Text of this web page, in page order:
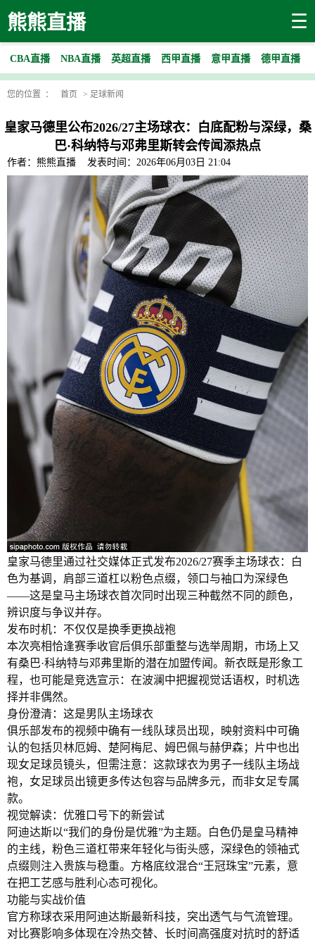
熊熊直播 ☰
CBA直播 NBA直播 英超直播 西甲直播 意甲直播 德甲直播
您的位置 ： 首页 > 足球新闻
皇家马德里公布2026/27主场球衣：白底配粉与深绿，桑
巴·科纳特与邓弗里斯转会传闻添热点
作者：熊熊直播 发表时间：2026年06月03日 21:04
皇家马德里通过社交媒体正式发布2026/27赛季主场球衣：白
色为基调，肩部三道杠以粉色点缀，领口与袖口为深绿色
——这是皇马主场球衣首次同时出现三种截然不同的颜色，
辨识度与争议并存。
发布时机：不仅仅是换季更换战袍
本次亮相恰逢赛季收官后俱乐部重整与选举周期，市场上又
有桑巴·科纳特与邓弗里斯的潜在加盟传闻。新衣既是形象工
程，也可能是竞选宣示：在波澜中把握视觉话语权，时机选
择并非偶然。
身份澄清：这是男队主场球衣
俱乐部发布的视频中确有一线队球员出现，映射资料中可确
认的包括贝林厄姆、楚阿梅尼、姆巴佩与赫伊森；片中也出
现女足球员镜头，但需注意：这款球衣为男子一线队主场战
袍，女足球员出镜更多传达包容与品牌多元，而非女足专属
款。
视觉解读：优雅口号下的新尝试
阿迪达斯以“我们的身份是优雅”为主题。白色仍是皇马精神
的主线，粉色三道杠带来年轻化与街头感，深绿色的领袖式
点缀则注入贵族与稳重。方格底纹混合“王冠珠宝”元素，意
在把工艺感与胜利心态可视化。
功能与实战价值
官方称球衣采用阿迪达斯最新科技，突出透气与气流管理。
对比赛影响多体现在冷热交替、长时间高强度对抗时的舒适